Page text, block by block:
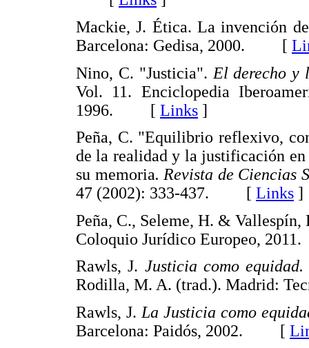
Mackie, J. Ética. La invención
Barcelona: Gedisa, 2000. [
Nino, C. "Justicia". El derecho y
Vol. 11. Enciclopedia
1996. [ Links ]
Peña, C. "Equilibrio reflexivo,
de la realidad y la justificación
su memoria. Revista de Ciencias
47 (2002): 333-437. [ Links ]
Peña, C., Seleme, H. & Vallespín,
Coloquio Jurídico Europeo,
Rawls, J. Justicia como
Rodilla, M. A. (trad.). Madrid:
Rawls, J. La Justicia como
Barcelona: Paidós, 2002. [